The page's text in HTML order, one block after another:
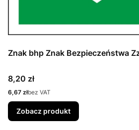
Znak bhp Znak Bezpieczeństwa
Cena
8,20 zł
Cena
6,67 złbez VAT
Zobacz produkt